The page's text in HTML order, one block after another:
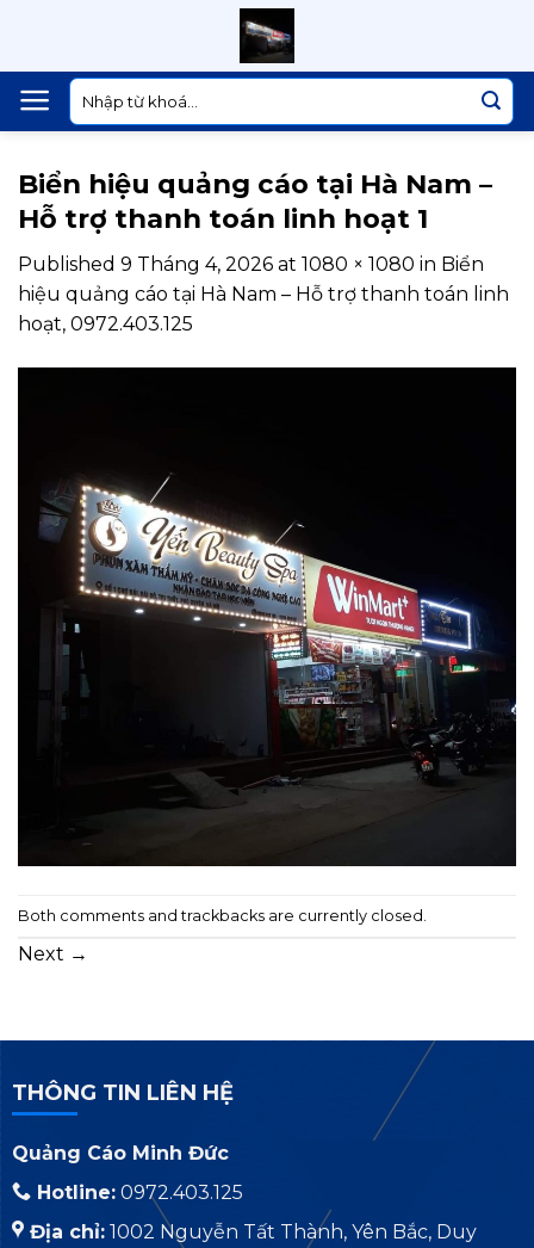
content
Tìm
kiếm:
Biển hiệu quảng cáo tại Hà Nam –
Hỗ trợ thanh toán linh hoạt 1
Published 9 Tháng 4, 2026 at 1080 × 1080 in Biển
hiệu quảng cáo tại Hà Nam – Hỗ trợ thanh toán linh
hoạt, 0972.403.125
Both comments and trackbacks are currently closed.
Next →
THÔNG TIN LIÊN HỆ
Quảng Cáo Minh Đức
Hotline:0972.403.125
Địa chỉ:1002 Nguyễn Tất Thành, Yên Bắc, Duy